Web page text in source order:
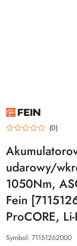
FEIN
(0)
udarowy/
1050Nm,
Fein
ProCORE,
Symbol: 71151262000